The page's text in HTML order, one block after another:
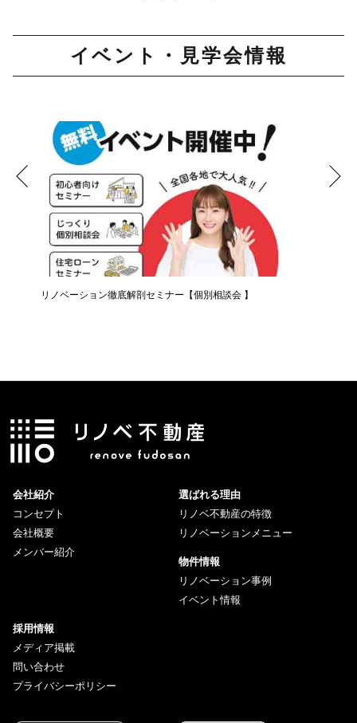
イベント・見学会情報
リノベーション徹底解剖セミナー【個別相談会 】
会社紹介
コンセプト
会社概要
メンバー紹介
選ばれる理由
リノベ不動産の特徴
リノベーションメニュー
物件情報
リノベーション事例
イベント情報
採用情報
メディア掲載
問い合わせ
プライバシーポリシー